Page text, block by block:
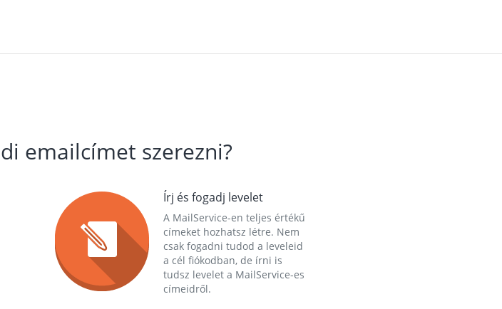
emailcímet szerezni?
Írj és fogadj levelet
A MailService-en teljes értékű
címeket hozhatsz létre. Nem
csak fogadni tudod a leveleid
a cél fiókodban, de írni is
tudsz levelet a MailService-es
címeidről.